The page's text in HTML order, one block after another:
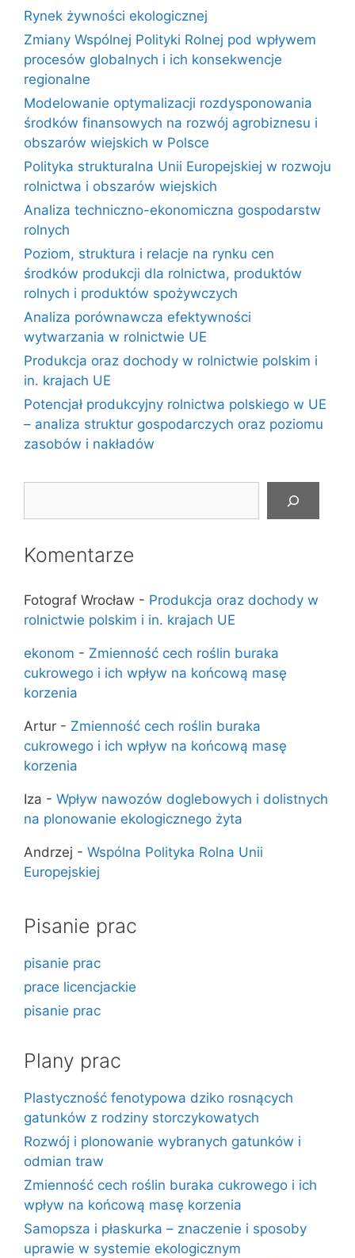
Rynek żywności ekologicznej
Zmiany Wspólnej Polityki Rolnej pod wpływem
procesów globalnych i ich konsekwencje
regionalne
Modelowanie optymalizacji rozdysponowania
środków finansowych na rozwój agrobiznesu i
obszarów wiejskich w Polsce
Polityka strukturalna Unii Europejskiej w rozwoju
rolnictwa i obszarów wiejskich
Analiza techniczno-ekonomiczna gospodarstw
rolnych
Poziom, struktura i relacje na rynku cen
środków produkcji dla rolnictwa, produktów
rolnych i produktów spożywczych
Analiza porównawcza efektywności
wytwarzania w rolnictwie UE
Produkcja oraz dochody w rolnictwie polskim i
in. krajach UE
Potencjał produkcyjny rolnictwa polskiego w UE
– analiza struktur gospodarczych oraz poziomu
zasobów i nakładów
Komentarze
Fotograf Wrocław - Produkcja oraz dochody w
rolnictwie polskim i in. krajach UE
ekonom - Zmienność cech roślin buraka
cukrowego i ich wpływ na końcową masę
korzenia
Artur - Zmienność cech roślin buraka
cukrowego i ich wpływ na końcową masę
korzenia
Iza - Wpływ nawozów doglebowych i dolistnych
na plonowanie ekologicznego żyta
Andrzej - Wspólna Polityka Rolna Unii
Europejskiej
Pisanie prac
pisanie prac
prace licencjackie
pisanie prac
Plany prac
Plastyczność fenotypowa dziko rosnących
gatunków z rodziny storczykowatych
Rozwój i plonowanie wybranych gatunków i
odmian traw
Zmienność cech roślin buraka cukrowego i ich
wpływ na końcową masę korzenia
Samopsza i płaskurka – znaczenie i sposoby
uprawie w systemie ekologicznym